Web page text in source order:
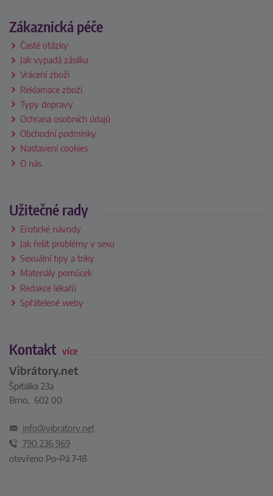
Zákaznická péče
Časté otázky
Jak vypadá zásilka
Vrácení zboží
Reklamace zboží
Typy dopravy
Ochrana osobních údajů
Obchodní podmínky
Nastavení cookies
O nás
Užitečné rady
Erotické návody
Jak řešit problémy v sexu
Sexuální tipy a triky
Materiály pomůcek
Redakce lékařů
Spřátelené weby
Kontakt více
Vibrátory.net
Špitálka 23a
Brno, 602 00
info@vibratory.net
790 236 969
otevřeno Po–Pá 7–18